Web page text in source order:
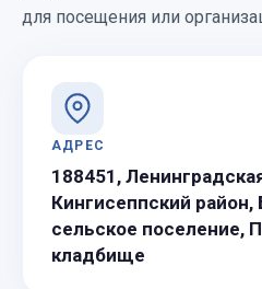
для посещения или
АДРЕС
188451,
Кингисеппский
сельское поселение,
кладбище